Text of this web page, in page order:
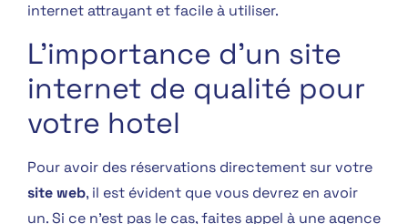
internet attrayant et facile à utiliser.
L’importance d’un site
internet de qualité pour
votre hotel
Pour avoir des réservations directement sur votre
site web, il est évident que vous devrez en avoir
un. Si ce n’est pas le cas, faites appel à une agence